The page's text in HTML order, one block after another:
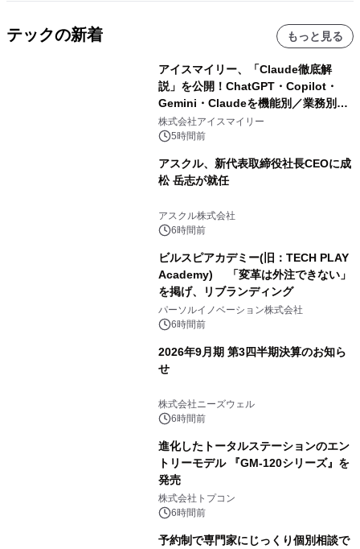
テックの新着 もっと見る
アイスマイリー、「Claude徹底解
説」を公開！ChatGPT・Copilot・
Gemini・Claudeを機能別／業務別に
比較―自社に合う生成AIの選び方がわ
かる実践ガイド
株式会社アイスマイリー
5時間前
アスクル、新代表取締役社長CEOに成
松 岳志が就任
アスクル株式会社
6時間前
ビルスピアカデミー(旧：TECH PLAY
Academy) 「変革は外注できない」
を掲げ、リブランディング
パーソルイノベーション株式会社
6時間前
2026年9月期 第3四半期決算のお知ら
せ
株式会社ニーズウェル
6時間前
進化したトータルステーションのエン
トリーモデル 『GM-120シリーズ』を
発売
株式会社トプコン
6時間前
予約制で専門家にじっくり個別相談で